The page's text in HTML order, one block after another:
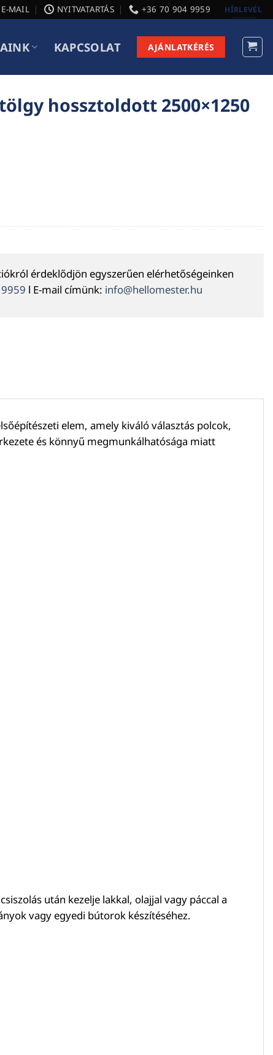
E-MAIL NYITVATARTÁS +36 70 904 9959 HÍRLEVÉL
KAPCSOLAT AJÁNLATKÉRÉS
hossztoldott 2500×1250
érdeklődjön egyszerűen elérhetőségeinken
l E-mail címünk: info@hellomester.hu
elem, amely kiváló választás polcok,
és könnyű megmunkálhatósága miatt
után kezelje lakkal, olajjal vagy páccal a
vagy egyedi bútorok készítéséhez.